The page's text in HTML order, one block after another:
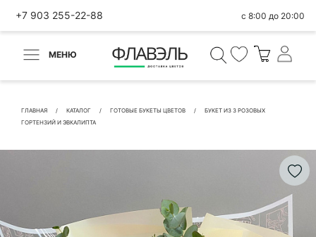
+7 903 255-22-88 с 8:00 до 20:00
МЕНЮ
ГЛАВНАЯ КАТАЛОГ ГОТОВЫЕ БУКЕТЫ ЦВЕТОВ
БУКЕТ ИЗ 3 РОЗОВЫХ
ГОРТЕНЗИЙ И ЭВКАЛИПТА
ВЕРНУТЬСЯ
Быстрая покупка